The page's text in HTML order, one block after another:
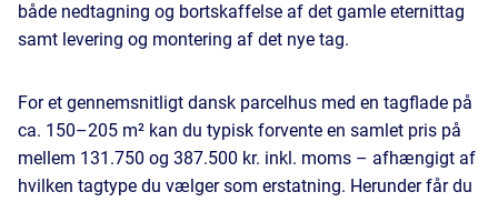
både nedtagning og bortskaffelse af det gamle eternittag
samt levering og montering af det nye tag.
For et gennemsnitligt dansk parcelhus med en tagflade på
ca. 150–205 m² kan du typisk forvente en samlet pris på
mellem 131.750 og 387.500 kr. inkl. moms – afhængigt af
hvilken tagtype du vælger som erstatning. Herunder får du